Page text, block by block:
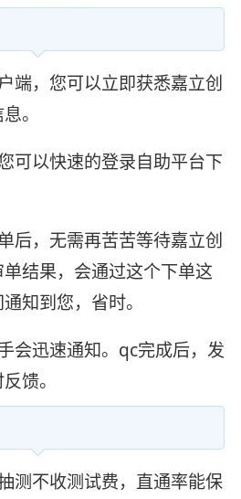
端，您可以立即获悉嘉立创
。
可以快速的登录自助平台下
后，无需再苦苦等待嘉立创
结果，会通过这个下单这
知到您，省时。
会迅速通知。qc完成后，发
馈。
测不收测试费，直通率能保